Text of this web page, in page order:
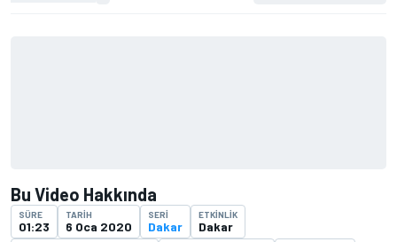
Bu Video Hakkında
SÜRE
01:23
TARIH
6 Oca 2020
SERI
Dakar
ETKINLIK
Dakar